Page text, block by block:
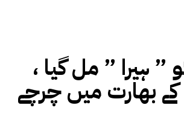
” ہیرا ” مل گیا ،
بھارت میں چرچے